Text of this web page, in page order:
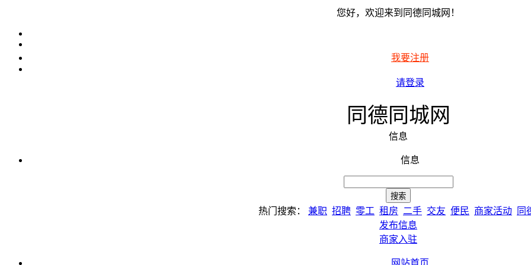
您好，欢迎来到同德同城网！
我要注册
请登录
同德同城网
信息
信息
热门搜索： 兼职 招聘 零工 租房 二手 交友 便民 商家活动
同
发布信息
商家入驻
网站首页